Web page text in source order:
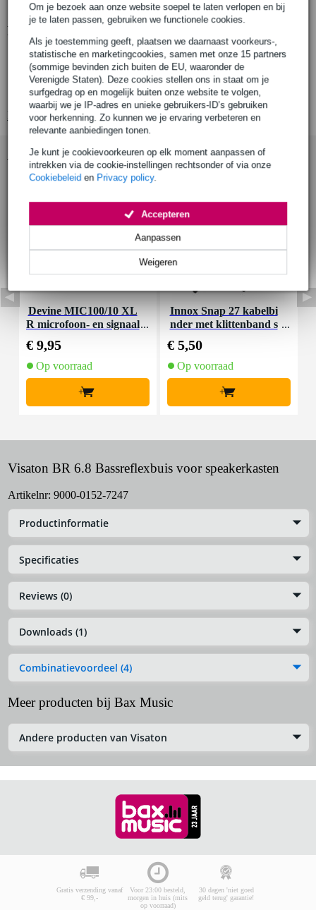
Om je bezoek aan onze website soepel te laten verlopen en bij
je te laten passen, gebruiken we functionele cookies.
Als je toestemming geeft, plaatsen we daarnaast voorkeurs-,
statistische en marketingcookies, samen met onze 15 partners
(sommige bevinden zich buiten de EU, waaronder de
Verenigde Staten). Deze cookies stellen ons in staat om je
surfgedrag op en mogelijk buiten onze website te volgen,
waarbij we je IP-adres en unieke gebruikers-ID’s gebruiken
voor herkenning. Zo kunnen we je ervaring verbeteren en
relevante aanbiedingen tonen.
Je kunt je cookievoorkeuren op elk moment aanpassen of
intrekken via de cookie-instellingen rechtsonder of via onze
Cookiebeleid en Privacy policy.
Weigeren
Aanpassen
Accepteren
Productinformatie
type: bass reflex tube
merk/model: Visaton BR 6.8
artikelnummer: 5212
Bekijk alle productspecificaties
Accessoires (7)
Devine MIC100/10 XL
R microfoon- en signaal
€ 9,95
Op voorraad
+
Innox Snap 27 kabelbi
nder met klittenband s
€ 5,50
Op voorraad
+
Visaton BR 6.8 Bassreflexbuis voor speakerkasten
Artikelnr: 9000-0152-7247
Productinformatie
Specificaties
Reviews (0)
Downloads (1)
Combinatievoordeel (4)
Meer producten bij Bax Music
Andere producten van Visaton
Gratis verzending vanaf
€ 99,-
Voor 23:00 besteld,
morgen in huis (mits
op voorraad)
30 dagen 'niet goed
geld terug' garantie!